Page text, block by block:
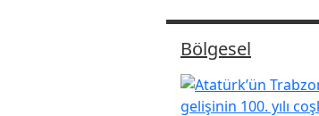
Bölgesel